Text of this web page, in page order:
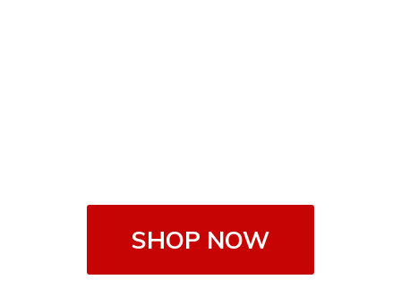
SHOP NOW